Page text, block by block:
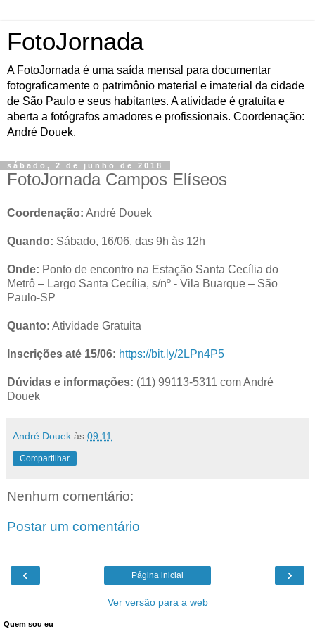
FotoJornada
A FotoJornada é uma saída mensal para documentar
fotograficamente o patrimônio material e imaterial da cidade
de São Paulo e seus habitantes. A atividade é gratuita e
aberta a fotógrafos amadores e profissionais. Coordenação:
André Douek.
sábado, 2 de junho de 2018
FotoJornada Campos Elíseos
Coordenação: André Douek
Quando: Sábado, 16/06, das 9h às 12h
Onde: Ponto de encontro na Estação Santa Cecília do
Metrô – Largo Santa Cecília, s/nº - Vila Buarque – São
Paulo-SP
Quanto: Atividade Gratuita
Inscrições até 15/06: https://bit.ly/2LPn4P5
Dúvidas e informações: (11) 99113-5311 com André
Douek
André Douek às 09:11
Compartilhar
Nenhum comentário:
Postar um comentário
‹ ›
Página inicial
Ver versão para a web
Quem sou eu